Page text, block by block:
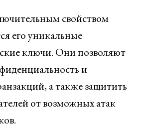
свойством
его уникальные
ключи. Они позволяют
и
а также защитить
от возможных атак